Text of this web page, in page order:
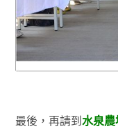
最後，再請到 水泉農